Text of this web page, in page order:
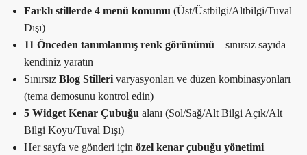
Farklı stillerde 4 menü konumu (Üst/Üstbilgi/Altbilgi/Tuval
Dışı)
11 Önceden tanımlanmış renk görünümü – sınırsız sayıda
kendiniz yaratın
Sınırsız Blog Stilleri varyasyonları ve düzen kombinasyonları
(tema demosunu kontrol edin)
5 Widget Kenar Çubuğu alanı (Sol/Sağ/Alt Bilgi Açık/Alt
Bilgi Koyu/Tuval Dışı)
Her sayfa ve gönderi için özel kenar çubuğu yönetimi